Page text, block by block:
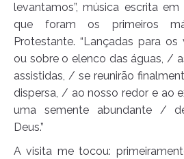
levantamos”, música escrita
que foram os primeiros
Protestante. “Lançadas para
ou sobre o elenco das águas, /
assistidas, / se reunirão
dispersa, / ao nosso redor e ao
uma semente abundante /
Deus.”
A visita me tocou: